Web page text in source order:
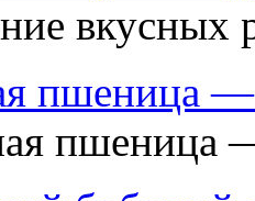
пшеница —